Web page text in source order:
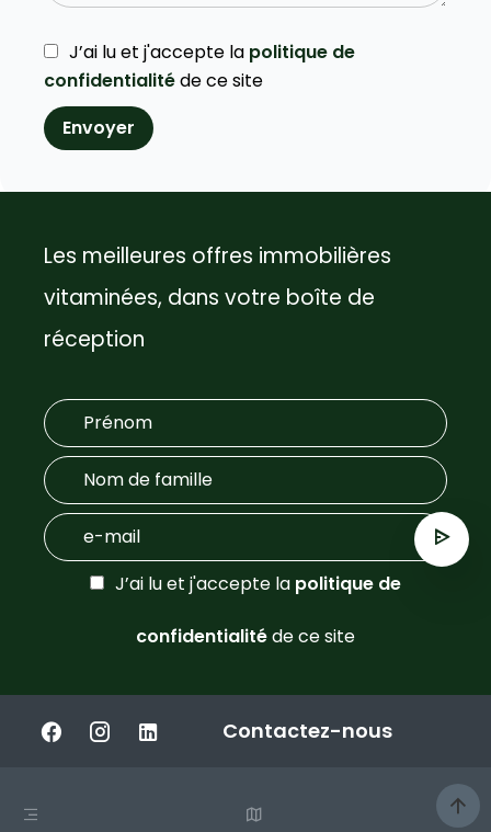
J’ai lu et j'accepte la politique de
confidentialitéde ce site
Envoyer
Les meilleures offres immobilières
vitaminées, dans votre boîte de
réception
J’ai lu et j'accepte la politique de
confidentialitéde ce site
Contactez-nous